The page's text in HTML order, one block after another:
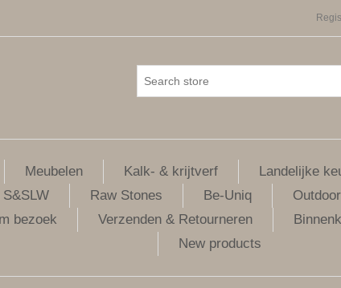
Meubelen Kalk- & krijtverf Landelijke
Raw Stones Be-Uniq Outdoor
bezoek
Verzenden & Retourneren
New products